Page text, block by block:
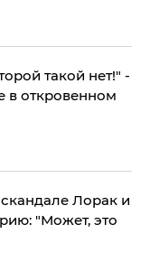
такой нет!" -
в откровенном
Лорак и
"Может, это